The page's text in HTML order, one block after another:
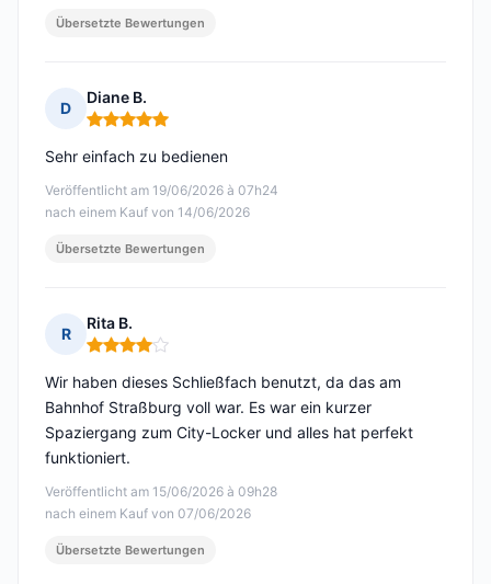
Übersetzte Bewertungen
D
Diane B.
Hinweis: 5 von 5
Veröffentlicht am 19/06/2026 à 07h24
nach einem Kauf von 14/06/2026
Sehr einfach zu bedienen
Übersetzte Bewertungen
R
Rita B.
Hinweis: 4 von 5
Veröffentlicht am 15/06/2026 à 09h28
nach einem Kauf von 07/06/2026
Wir haben dieses Schließfach benutzt, da das am
Bahnhof Straßburg voll war. Es war ein kurzer
Spaziergang zum City-Locker und alles hat perfekt
funktioniert.
Übersetzte Bewertungen